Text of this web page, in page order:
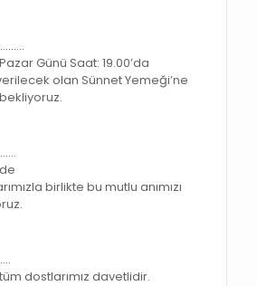
Günü Saat: 19.00’da
olan Sünnet Yemeği’ne
birlikte bu mutlu anımızı
dostlarımız davetlidir.